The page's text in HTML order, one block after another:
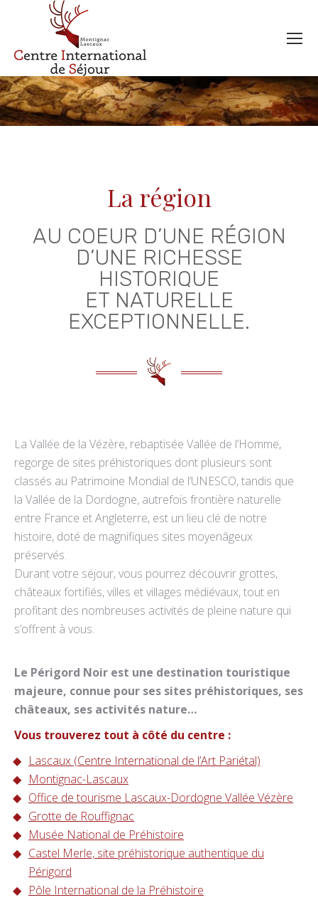
La région
AU COEUR D’UNE RÉGION
D’UNE RICHESSE
HISTORIQUE
ET NATURELLE
EXCEPTIONNELLE.
La Vallée de la Vézère, rebaptisée Vallée de l’Homme,
regorge de sites préhistoriques dont plusieurs sont
classés au Patrimoine Mondial de l’UNESCO, tandis que
la Vallée de la Dordogne, autrefois frontière naturelle
entre France et Angleterre, est un lieu clé de notre
histoire, doté de magnifiques sites moyenâgeux
préservés.
Durant votre séjour, vous pourrez découvrir grottes,
châteaux fortifiés, villes et villages médiévaux, tout en
profitant des nombreuses activités de pleine nature qui
s’offrent à vous.
Le Périgord Noir est une destination touristique
majeure, connue pour ses sites préhistoriques, ses
châteaux, ses activités nature…
Vous trouverez tout à côté du centre :
Lascaux (Centre International de l’Art Pariétal)
Montignac-Lascaux
Office de tourisme Lascaux-Dordogne Vallée Vézère
Grotte de Rouffignac
Musée National de Préhistoire
Castel Merle, site préhistorique authentique du
Périgord
Pôle International de la Préhistoire